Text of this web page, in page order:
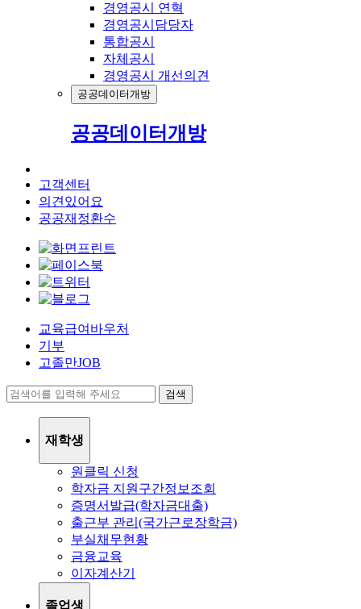
경영공시 연혁
경영공시담당자
통합공시
자체공시
경영공시 개선의견
공공데이터개방
공공데이터개방
고객센터
의견있어요
공공재정환수
교육급여바우처
기부
고졸만JOB
검색
재학생
원클릭 신청
학자금 지원구간정보조회
증명서발급(학자금대출)
출근부 관리(국가근로장학금)
부실채무현황
금융교육
이자계산기
졸업생